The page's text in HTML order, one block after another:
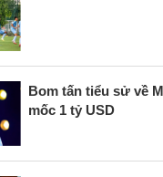
Bom tấn tiểu sử về
mốc 1 tỷ USD